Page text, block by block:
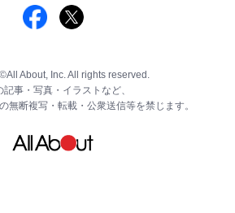
About, Inc. All rights reserved.
記事・写真・イラストなど、
無断複写・転載・公衆送信等を禁じます。